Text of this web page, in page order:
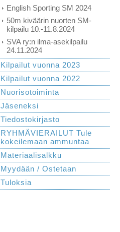
English Sporting SM 2024
50m kiväärin nuorten SM-
kilpailu 10.-11.8.2024
SVA ry:n ilma-asekilpailu
24.11.2024
Kilpailut vuonna 2023
Kilpailut vuonna 2022
Nuorisotoiminta
Jäseneksi
Tiedostokirjasto
RYHMÄVIERAILUT Tule
kokeilemaan ammuntaa
Materiaalisalkku
Myydään / Ostetaan
Tuloksia